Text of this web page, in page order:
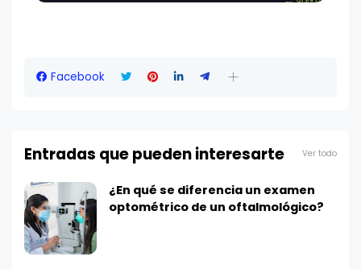
Facebook
Entradas que pueden interesarte Ver todo
¿En qué se diferencia un examen
optométrico de un oftalmológico?